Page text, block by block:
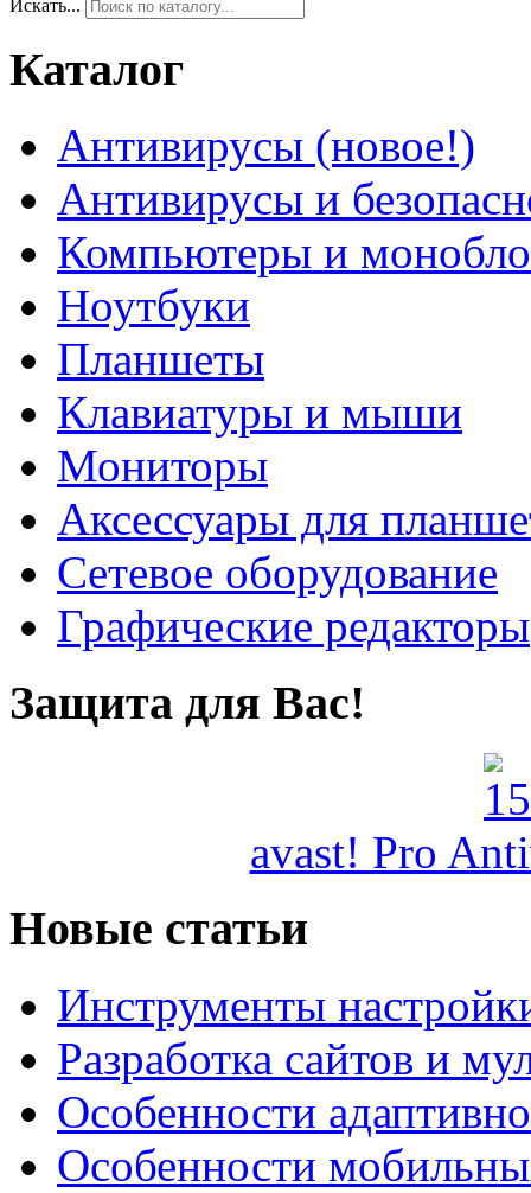
Искать...
Каталог
Антивирусы (новое!)
Антивирусы и
Компьютеры и
Ноутбуки
Планшеты
Клавиатуры и мыши
Мониторы
Аксессуары для
Сетевое оборудование
Графические редакторы
Защита для Вас!
avast! Pro
Новые статьи
Инструменты
Разработка сайтов и
Особенности
Особенности